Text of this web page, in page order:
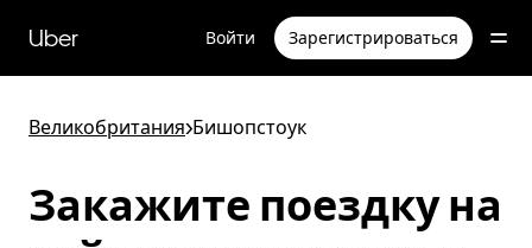
перейти
к
содержимому
Uber Войти Зарегистрироваться
Великобритания>Бишопстоук
Закажите поездку на